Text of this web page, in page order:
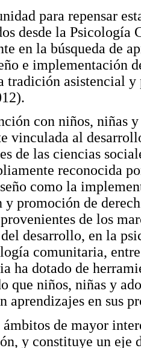
para repensar
desde la
en la búsqueda de
e implementación
tradición asistencial
con niños, niñas
vinculada al
de las ciencias
reconocida
como la
y promoción de
de los
desarrollo, en la
comunitaria,
ha dotado de
que niños, niñas y
aprendizajes en sus
de mayor
y constituye un eje